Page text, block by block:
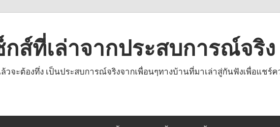
กส์ที่เล่าจากประสบการณ์จริง
วจะต้องทึ่ง เป็นประสบการณ์จริงจากเพื่อนๆทางบ้านที่มาเล่าสู่กันฟังเพื่อแชร์